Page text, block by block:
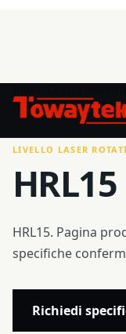
Livello laser rotativo/
LIVELLO LASER
HRL15
HRL15. Pagina
specifiche
Richiedi